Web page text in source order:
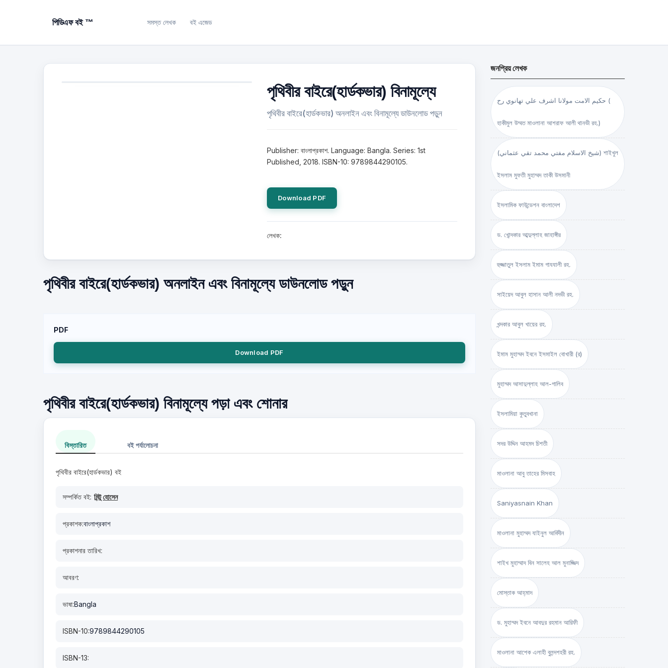
পিডিএফ বই ™ সমস্ত লেখক বই এজেড
পৃথিবীর বাইরে(হার্ডকভার) বিনামূল্যে
পৃথিবীর বাইরে(হার্ডকভার) অনলাইন এবং বিনামূল্যে ডাউনলোড পড়ুন
Publisher: বাংলাপ্রকাশ. Language: Bangla. Series: 1st
Published, 2018. ISBN-10: 9789844290105.
Download PDF
লেখক:
পৃথিবীর বাইরে(হার্ডকভার) অনলাইন এবং বিনামূল্যে ডাউনলোড পড়ুন
PDF
Download PDF
পৃথিবীর বাইরে(হার্ডকভার) বিনামূল্যে পড়া এবং শোনার
বিস্তারিত বই পর্যালোচনা
পৃথিবীর বাইরে(হার্ডকভার) বই
সম্পর্কিত বই: মিন্টু হোসেন
প্রকাশক:বাংলাপ্রকাশ
প্রকাশনার তারিখ:
আবরণ:
ভাষা:Bangla
ISBN-10:9789844290105
ISBN-13:
জনপ্রিয় লেখক
حكيم الامت مولانا اشرف علي تهانوي رح (
হাকীমুল উম্মত মাওলানা আশরাফ আলী থানভী রহ.)
(شيخ الاسلام مفتي محمد تقي عثماني) শাইখুল
ইসলাম মুফতী মুহাম্মদ তাকী উসমানী
ইসলামিক ফাউন্ডেশন বাংলাদেশ
ড. খোন্দকার আব্দুল্লাহ জাহাঙ্গীর
হুজ্জাতুল ইসলাম ইমাম গাযযালী রহ.
সাইয়েদ আবুল হাসান আলী নদভী রহ.
খন্দকার আবুল খায়ের রহ.
ইমাম মুহাম্মদ ইবনে ইসমাইল বোখারী (র)
মুহাম্মদ আসাদুল্লাহ আল-গালিব
ইসলামিয়া কুতুবখানা
সদর উদ্দিন আহমদ চিশতী
মাওলানা আবু তাহের মিসবাহ
Saniyasnain Khan
মাওলানা মুহাম্মদ যাইনুল আবিদীন
শাইখ মুহাম্মাদ বিন সালেহ আল মুনাজ্জিদ
মোস্তাক আহ্‌মাদ
ড. মুহাম্মদ ইবনে আবদুর রহমান আরিফী
মাওলানা আশেক এলাহী বুলন্দশহরী রহ.